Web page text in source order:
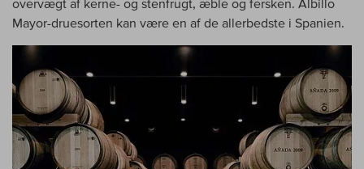
overvægt af kerne- og stenfrugt, æble og fersken. Albillo
Mayor-druesorten kan være en af de allerbedste i Spanien.